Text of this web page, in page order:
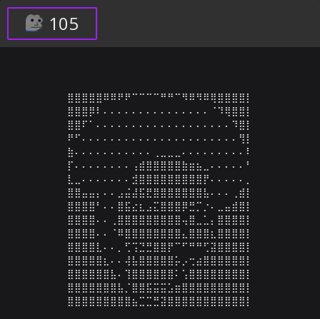
105
⣿⣿⣿⣿⣿⠿⠿⠟⠟⠉⠉⠉⠉⠛⠛⠉⠻⠿⠻⠿⢿⣿⣿⣿⣿⡇
⣿⣿⣿⡿⠇⠄⠄⠄⠄⠄⠄⠄⠄⠄⠄⠄⠄⠄⠄⠄⠈⠹⢿⣿⣿⡇
⣿⣿⠏⠁⠄⠄⠄⠄⠄⠄⠄⠄⠄⠄⠄⠄⠄⠄⠄⠄⠄⠄⠄⠹⣿⡇
⠟⠋⠄⠄⠄⠄⠄⠄⠄⠄⠄⠄⠄⠄⠄⠄⠄⠄⠄⠄⠄⠄⠄⠄⢻⡇
⣷⠄⠄⠄⠄⠄⠄⠄⠄⠄⠄⠄⢀⣀⣀⣀⠄⠄⠄⠄⠄⠄⠄⠄⠄⠇
⡏⠄⠄⠄⠄⠄⠄⠄⠄⢠⣾⣿⣿⣿⣿⣿⣷⣶⣦⣀⠄⠄⠄⠄⠄⠃
⣇⣀⠄⠄⠄⠄⠄⠄⠄⣺⣿⣿⣿⣿⣿⣿⣿⣿⣿⡟⠄⠄⠄⠄⠄⡀
⣿⣿⣤⣤⡄⠄⠄⣠⣬⣼⣯⣟⣿⣿⣿⣿⣿⣿⣿⣧⠄⠄⠄⢀⣾⡇
⣿⣿⣿⣿⠃⠄⠄⣿⣯⣔⣆⣠⣍⣿⣿⣿⡿⣛⡉⡐⠄⣀⣤⣾⣿⡇
⣿⣿⣿⣿⠄⠄⢀⣿⣿⣿⣿⣿⣿⣿⣿⣿⢤⣿⣀⣁⡄⣿⣿⣿⣿⡇
⣿⣿⣿⣿⠄⠄⠈⠿⣿⣿⣿⣿⣿⣿⣿⣿⣄⣿⣿⣿⣆⣿⣿⣿⣿⡇
⣿⣿⣿⣿⣇⠄⠄⡀⢋⢩⣙⣛⣿⣿⡟⠉⠋⠛⠛⢋⣽⣿⣿⣿⣿⡇
⣿⣿⣿⣿⣿⣆⠄⠄⢼⣧⣿⣿⣿⣿⣿⡥⡠⢒⣴⣿⣿⣿⣿⣿⣿⡇
⣿⣿⣿⣿⣿⣿⣧⠄⢹⣿⣿⣿⣿⣿⣿⠅⢡⣿⣿⣿⣿⣿⣿⣿⣿⡇
⣿⣿⣿⣿⣿⣿⣿⣧⡈⣿⣿⣯⣭⣭⣡⣶⣿⣿⣿⣿⣿⣿⣿⣿⣿⡇
⣿⣿⣿⣿⣿⣿⣿⣿⣿⣦⣉⣉⣛⣽⣿⣿⣿⣿⣿⣿⣿⣿⣿⣿⣿⡇